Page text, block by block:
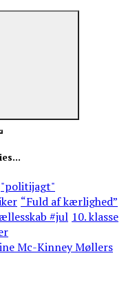
"politijagt"
“Fuld af kærlighed”
#jul 10. klasse
Mc-Kinney Møllers